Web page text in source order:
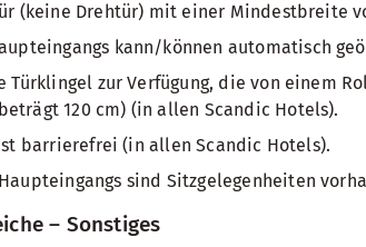
(keine Drehtür) mit einer Mindestbreite
kann/können automatisch
Türklingel zur Verfügung, die von einem
120 cm) (in allen Scandic Hotels).
barrierefrei (in allen Scandic Hotels).
sind Sitzgelegenheiten
– Sonstiges